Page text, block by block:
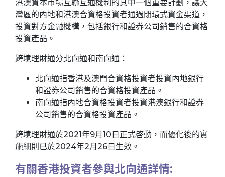
港澳資本市場互聯互通機制的其中一個重要計劃，讓大
灣區的內地和港澳合資格投資者通過閉環式資金渠道，
投資對方金融機構，包括銀行和證券公司銷售的合資格
投資產品。
跨境理財通分北向通和南向通：
北向通指香港及澳門合資格投資者投資內地銀行
和證券公司銷售的合資格投資產品。
南向通指內地合資格投資者投資港澳銀行和證券
公司銷售的合資格投資產品。
跨境理財通於2021年9月10日正式啓動，而優化後的實
施細則已於2024年2月26日生效。
有關香港投資者參與北向通詳情: